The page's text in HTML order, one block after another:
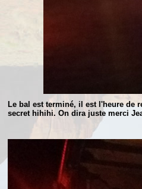
Le bal est terminé, il est l'heure de
secret hihihi. On dira juste merci